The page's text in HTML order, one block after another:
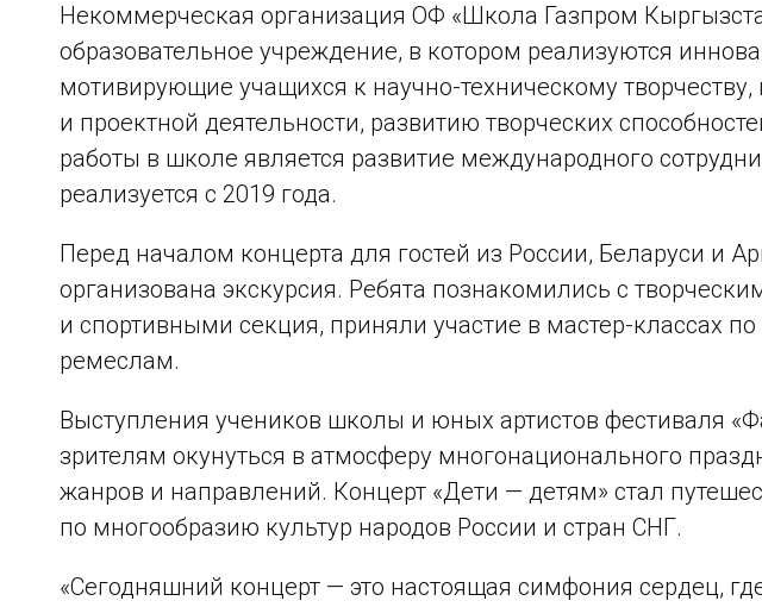
Некоммерческая организация ОФ «Школа Газпром
образовательное учреждение, в котором реализуются
мотивирующие учащихся к научно-техническому творчеству,
и проектной деятельности, развитию творческих
работы в школе является развитие международного
реализуется с 2019 года.
Перед началом концерта для гостей из России, Беларуси и
организована экскурсия. Ребята познакомились с
и спортивными секция, приняли участие в мастер-классах
ремеслам.
Выступления учеников школы и юных артистов фестиваля
зрителям окунуться в атмосферу многонационального
жанров и направлений. Концерт «Дети — детям» стал
по многообразию культур народов России и стран СНГ.
«Сегодняшний концерт — это настоящая симфония сердец,